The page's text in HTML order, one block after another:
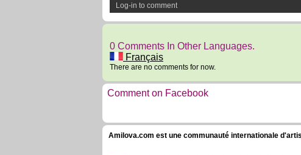
Log-in to comment
0 Comments In Other Languages.
Français
There are no comments for now.
Comment on Facebook
Amilova.com est une communauté internationale